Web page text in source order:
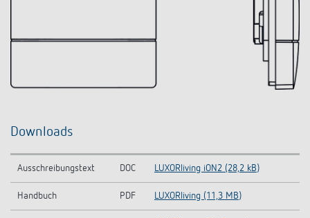
Downloads
Ausschreibungstext DOC LUXORliving iON2 (28,2 kB)
Handbuch PDF LUXORliving (11,3 MB)